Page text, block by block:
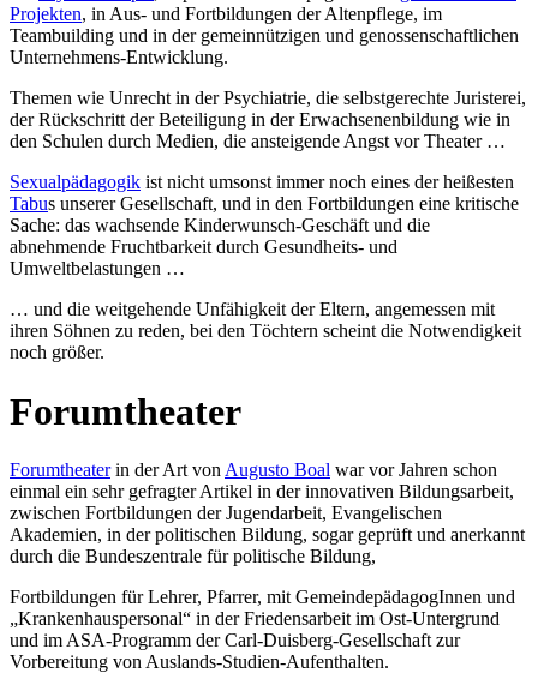
Projekten, in Aus- und Fortbildungen der Altenpflege, im
Teambuilding und in der gemeinnützigen und genossenschaftlichen
Unternehmens-Entwicklung.
Themen wie Unrecht in der Psychiatrie, die selbstgerechte Juristerei,
der Rückschritt der Beteiligung in der Erwachsenenbildung wie in
den Schulen durch Medien, die ansteigende Angst vor Theater …
Sexualpädagogik ist nicht umsonst immer noch eines der heißesten
Tabus unserer Gesellschaft, und in den Fortbildungen eine kritische
Sache: das wachsende Kinderwunsch-Geschäft und die
abnehmende Fruchtbarkeit durch Gesundheits- und
Umweltbelastungen …
… und die weitgehende Unfähigkeit der Eltern, angemessen mit
ihren Söhnen zu reden, bei den Töchtern scheint die Notwendigkeit
noch größer.
Forumtheater
Forumtheaterin der Art von Augusto Boal war vor Jahren schon
einmal ein sehr gefragter Artikel in der innovativen Bildungsarbeit,
zwischen Fortbildungen der Jugendarbeit, Evangelischen
Akademien, in der politischen Bildung, sogar geprüft und anerkannt
durch die Bundeszentrale für politische Bildung,
Fortbildungen für Lehrer, Pfarrer, mit GemeindepädagogInnen und
„Krankenhauspersonal“ in der Friedensarbeit im Ost-Untergrund
und im ASA-Programm der Carl-Duisberg-Gesellschaft zur
Vorbereitung von Auslands-Studien-Aufenthalten.